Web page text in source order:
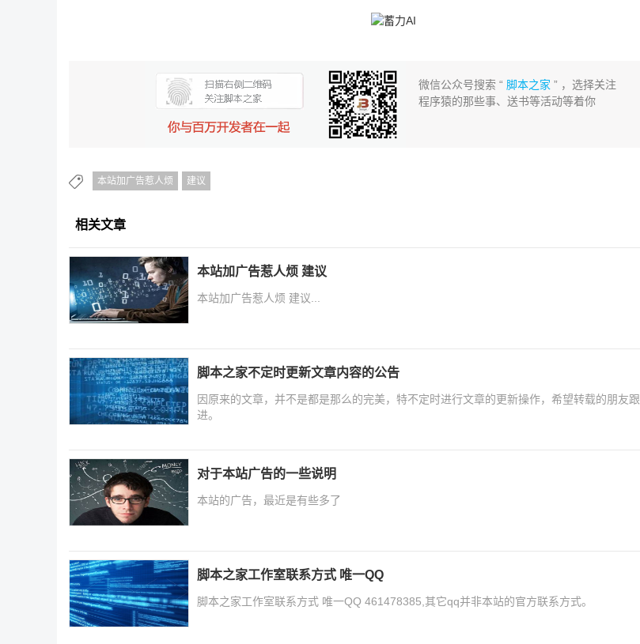
微信公众号搜索 “ 脚本之家 ” ，选择关注
程序猿的那些事、送书等活动等着你
本站加广告惹人烦 建议
相关文章
本站加广告惹人烦 建议
本站加广告惹人烦 建议...
脚本之家不定时更新文章内容的公告
因原来的文章，并不是都是那么的完美，特不定时进行文章的更新操作，希望转载的朋友跟
进。
对于本站广告的一些说明
本站的广告，最近是有些多了
脚本之家工作室联系方式 唯一QQ
脚本之家工作室联系方式 唯一QQ 461478385,其它qq并非本站的官方联系方式。